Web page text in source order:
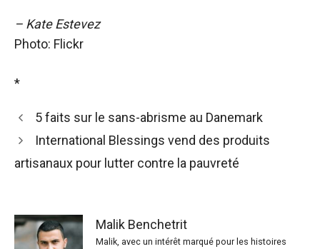
– Kate Estevez
Photo: Flickr
*
5 faits sur le sans-abrisme au Danemark
International Blessings vend des produits
artisanaux pour lutter contre la pauvreté
Malik Benchetrit
Malik, avec un intérêt marqué pour les histoires